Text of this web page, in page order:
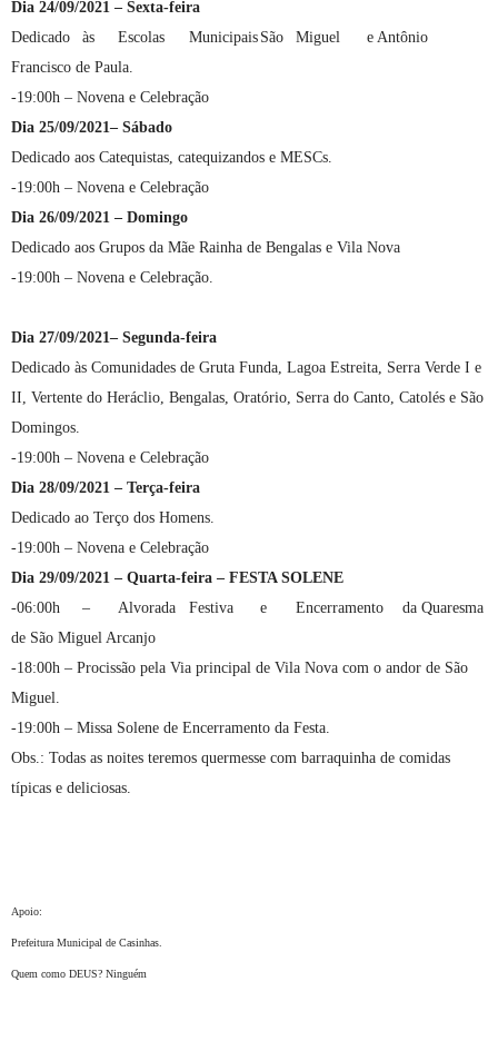
Dia 24/09/2021 – Sexta-feira
Dedicado
às Escolas Municipais São Miguel
e Antônio
Francisco de Paula.
-19:00h – Novena e Celebração
Dia 25/09/2021– Sábado
Dedicado aos Catequistas, catequizandos e MESCs.
-19:00h – Novena e Celebração
Dia 26/09/2021 – Domingo
Dedicado aos Grupos da Mãe Rainha de Bengalas e Vila Nova
-19:00h – Novena e Celebração.
Dia 27/09/2021– Segunda-feira
Dedicado às Comunidades de Gruta Funda, Lagoa Estreita, Serra Verde I e
II, Vertente do Heráclio, Bengalas, Oratório, Serra do Canto, Catolés e São
Domingos.
-19:00h – Novena e Celebração
Dia 28/09/2021 – Terça-feira
Dedicado ao Terço dos Homens.
-19:00h – Novena e Celebração
Dia 29/09/2021 – Quarta-feira – FESTA SOLENE
-06:00h
– Alvorada Festiva e Encerramento
da Quaresma
de São Miguel Arcanjo
-18:00h – Procissão pela Via principal de Vila Nova com o andor de São
Miguel.
-19:00h – Missa Solene de Encerramento da Festa.
Obs.: Todas as noites teremos quermesse com barraquinha de comidas
típicas e deliciosas.
Apoio:
Prefeitura Municipal de Casinhas.
Quem como DEUS? Ninguém